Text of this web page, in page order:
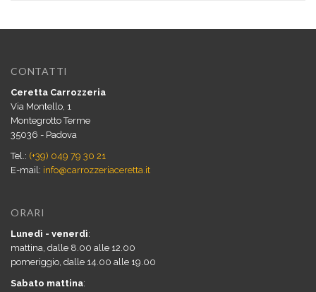
CONTATTI
Ceretta Carrozzeria
Via Montello, 1
Montegrotto Terme
35036 - Padova
Tel.: (+39) 049 79 30 21
E-mail: info@carrozzeriaceretta.it
ORARI
Lunedì - venerdì:
mattina, dalle 8.00 alle 12.00
pomeriggio, dalle 14.00 alle 19.00
Sabato mattina: